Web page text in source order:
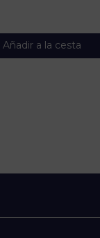
Añadir a la cesta